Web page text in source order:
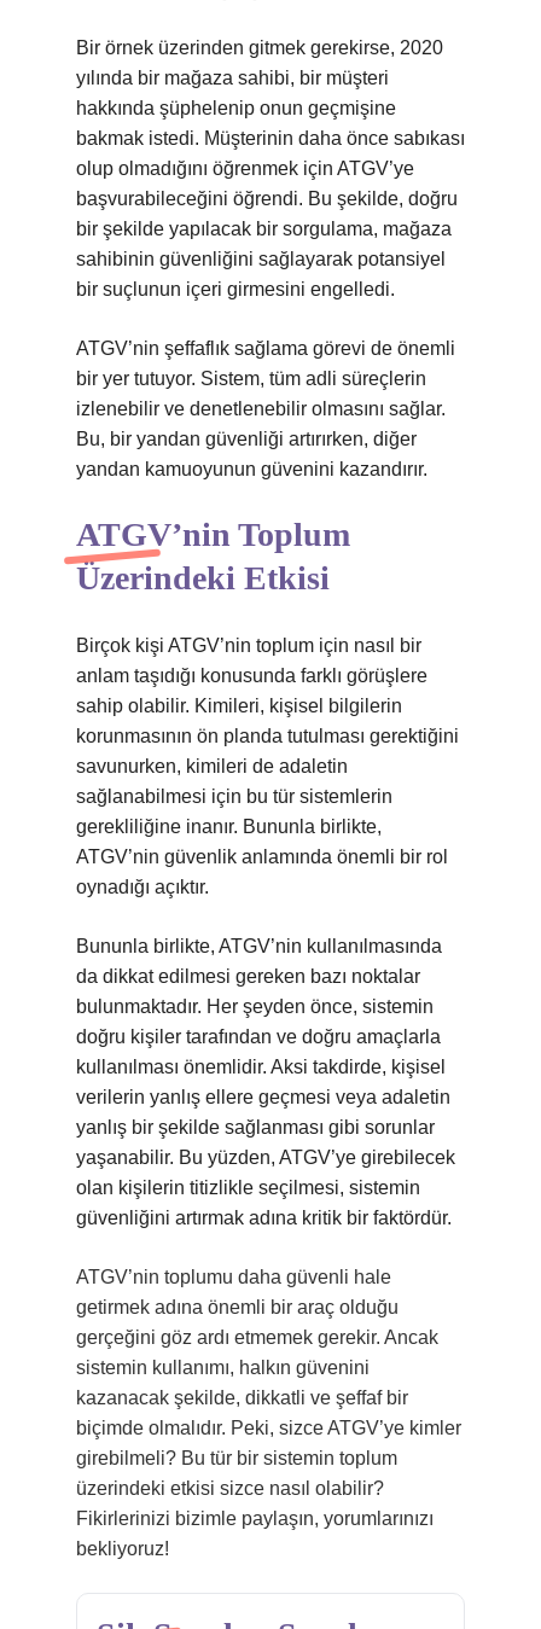
Bir örnek üzerinden gitmek gerekirse, 2020
yılında bir mağaza sahibi, bir müşteri
hakkında şüphelenip onun geçmişine
bakmak istedi. Müşterinin daha önce sabıkası
olup olmadığını öğrenmek için ATGV’ye
başvurabileceğini öğrendi. Bu şekilde, doğru
bir şekilde yapılacak bir sorgulama, mağaza
sahibinin güvenliğini sağlayarak potansiyel
bir suçlunun içeri girmesini engelledi.
ATGV’nin şeffaflık sağlama görevi de önemli
bir yer tutuyor. Sistem, tüm adli süreçlerin
izlenebilir ve denetlenebilir olmasını sağlar.
Bu, bir yandan güvenliği artırırken, diğer
yandan kamuoyunun güvenini kazandırır.
ATGV’nin Toplum
Üzerindeki Etkisi
Birçok kişi ATGV’nin toplum için nasıl bir
anlam taşıdığı konusunda farklı görüşlere
sahip olabilir. Kimileri, kişisel bilgilerin
korunmasının ön planda tutulması gerektiğini
savunurken, kimileri de adaletin
sağlanabilmesi için bu tür sistemlerin
gerekliliğine inanır. Bununla birlikte,
ATGV’nin güvenlik anlamında önemli bir rol
oynadığı açıktır.
Bununla birlikte, ATGV’nin kullanılmasında
da dikkat edilmesi gereken bazı noktalar
bulunmaktadır. Her şeyden önce, sistemin
doğru kişiler tarafından ve doğru amaçlarla
kullanılması önemlidir. Aksi takdirde, kişisel
verilerin yanlış ellere geçmesi veya adaletin
yanlış bir şekilde sağlanması gibi sorunlar
yaşanabilir. Bu yüzden, ATGV’ye girebilecek
olan kişilerin titizlikle seçilmesi, sistemin
güvenliğini artırmak adına kritik bir faktördür.
ATGV’nin toplumu daha güvenli hale
getirmek adına önemli bir araç olduğu
gerçeğini göz ardı etmemek gerekir. Ancak
sistemin kullanımı, halkın güvenini
kazanacak şekilde, dikkatli ve şeffaf bir
biçimde olmalıdır. Peki, sizce ATGV’ye kimler
girebilmeli? Bu tür bir sistemin toplum
üzerindeki etkisi sizce nasıl olabilir?
Fikirlerinizi bizimle paylaşın, yorumlarınızı
bekliyoruz!